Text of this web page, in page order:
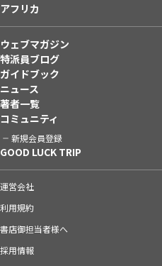
アフリカ
ウェブマガジン
特派員ブログ
ガイドブック
ニュース
著者一覧
コミュニティ
新規会員登録
GOOD LUCK TRIP
運営会社
利用規約
書店御担当者様へ
採用情報